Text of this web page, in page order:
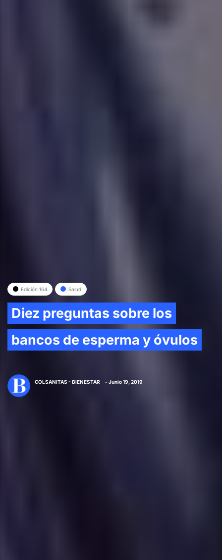
Edición 164 Salud
Diez preguntas sobre los
bancos de esperma y óvulos
COLSANITAS - BIENESTAR - Junio 19, 2019